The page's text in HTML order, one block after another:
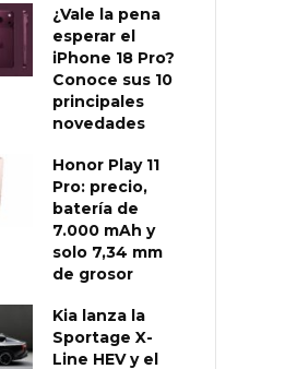
¿Vale la pena
esperar el
iPhone 18 Pro?
Conoce sus 10
principales
novedades
Honor Play 11
Pro: precio,
batería de
7.000 mAh y
solo 7,34 mm
de grosor
Kia lanza la
Sportage X-
Line HEV y el